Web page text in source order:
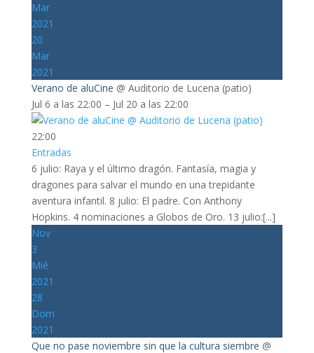
Mar
2021
20
Mar
2021
Verano de aluCine @ Auditorio de Lucena (patio)
Jul 6 a las 22:00 – Jul 20 a las 22:00
22:00
Entradas
6 julio: Raya y el último dragón. Fantasía, magia y
dragones para salvar el mundo en una trepidante
aventura infantil. 8 julio: El padre. Con Anthony
Hopkins. 4 nominaciones a Globos de Oro. 13 julio:[...]
Nov
3
Mié
2021
28
Dom
2021
Que no pase noviembre sin que la cultura siembre @